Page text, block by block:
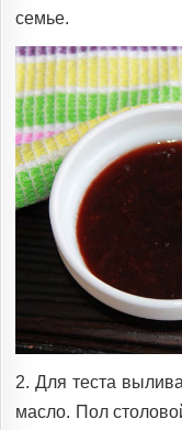
семье.
2. Для теста
масло. Пол